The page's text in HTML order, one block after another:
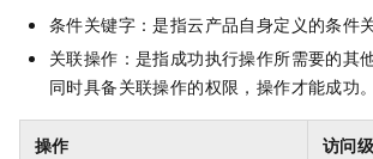
条件关键字：是指云产品自身定义的条件关
关联操作：是指成功执行操作所需要的其
同时具备关联操作的权限，操作才能成功。
操作 访问